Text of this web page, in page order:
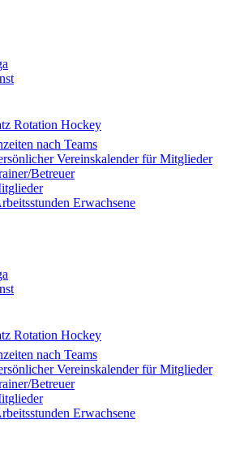
Rotation Hockey
nach Teams
Vereinskalender für Mitglieder
Betreuer
Erwachsene
Rotation Hockey
nach Teams
Vereinskalender für Mitglieder
Betreuer
Erwachsene